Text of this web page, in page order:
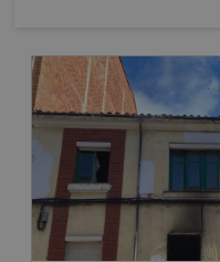
CONDICIONES